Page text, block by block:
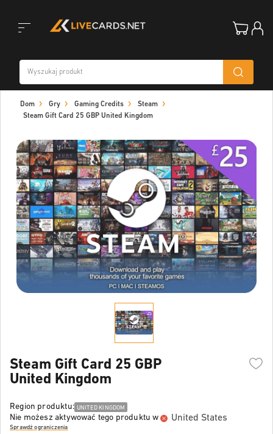
navigation
Dom Gry Gaming Credits
Steam
Steam Gift Card 25 GBP United Kingdom
Steam Gift Card 25 GBP
United Kingdom
Region produktu: UNITED KINGDOM
Nie możesz aktywować tego produktu w United States
Sprawdź ograniczenia